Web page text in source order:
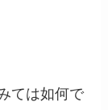
ては如何で